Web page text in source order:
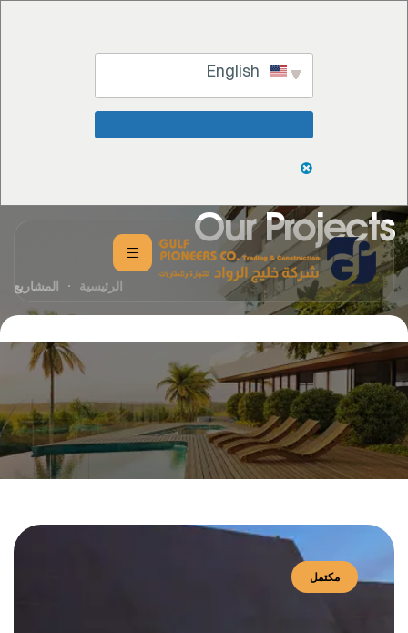
إلى
المحتوى
Our Projects
الرئيسية المشاريع
مكتمل